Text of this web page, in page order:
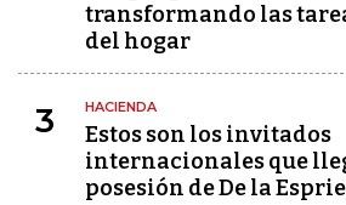
transformando las
del hogar
3 HACIENDA
Estos son los invitados
internacionales que
posesión de De la